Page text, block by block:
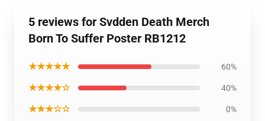
5 reviews for Svdden Death Merch
Born To Suffer Poster RB1212
★★★★★ 60%
★★★★☆ 40%
★★★☆☆ 0%